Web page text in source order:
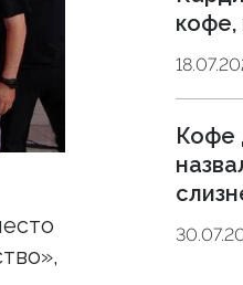
кофе,
Кофе